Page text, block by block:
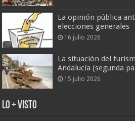
La opinión pública
elecciones generales
16 julio 2026
La situación del
Andalucía (segunda
15 julio 2026
Lo + Visto